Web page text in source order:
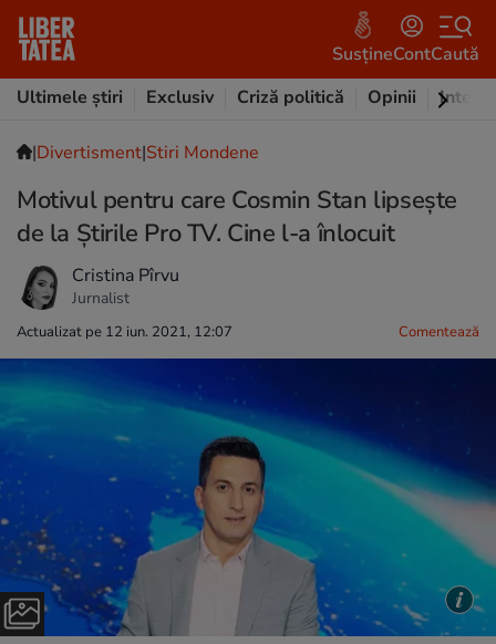
SusțineContCaută
Ultimele știri
Exclusiv Criză politică Opinii
|Divertisment|Stiri Mondene
Motivul pentru care Cosmin Stan lipsește
de la Știrile Pro TV. Cine l-a înlocuit
Cristina Pîrvu
Jurnalist
Actualizat pe 12 iun. 2021, 12:07 Comentează